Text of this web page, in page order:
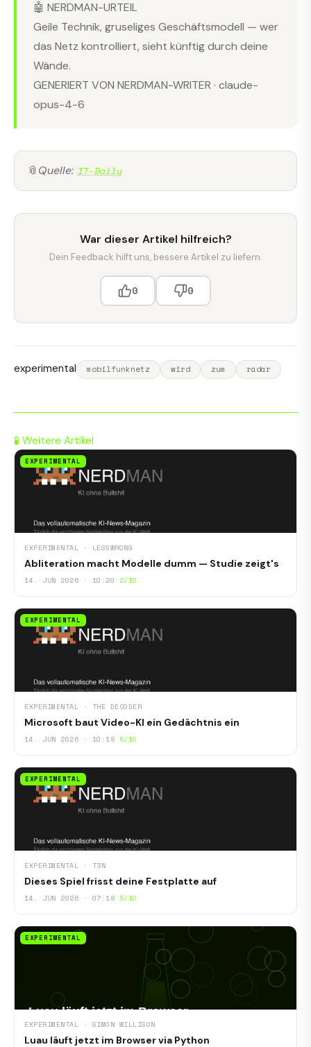
🤖 NERDMAN-URTEIL
Geile Technik, gruseliges Geschäftsmodell — wer
das Netz kontrolliert, sieht künftig durch deine
Wände.
GENERIERT VON NERDMAN-WRITER · claude-
opus-4-6
📎 Quelle: IT-Daily
War dieser Artikel hilfreich?
Dein Feedback hilft uns, bessere Artikel zu liefern.
0 0
experimental mobilfunknetz wird zum radar
🧪 Weitere Artikel
EXPERIMENTAL
EXPERIMENTAL · LESSWRONG
Abliteration macht Modelle dumm — Studie zeigt's
14. JUN 2026 · 10:20 2/10
EXPERIMENTAL
EXPERIMENTAL · THE DECODER
Microsoft baut Video-KI ein Gedächtnis ein
14. JUN 2026 · 10:18 5/10
EXPERIMENTAL
EXPERIMENTAL · T3N
Dieses Spiel frisst deine Festplatte auf
14. JUN 2026 · 07:18 5/10
EXPERIMENTAL
EXPERIMENTAL · SIMON WILLISON
Luau läuft jetzt im Browser via Python